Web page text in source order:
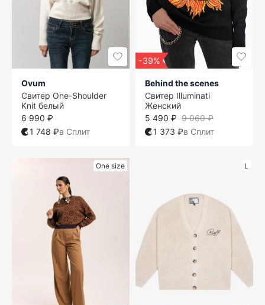
Ovum
Свитер One-Shoulder
Knit белый
6 990 ₽
1 748 ₽в Сплит
-39%
Behind the scenes
Свитер Illuminati
Женский
9 060 ₽
5 490 ₽
1 373 ₽в Сплит
One size L